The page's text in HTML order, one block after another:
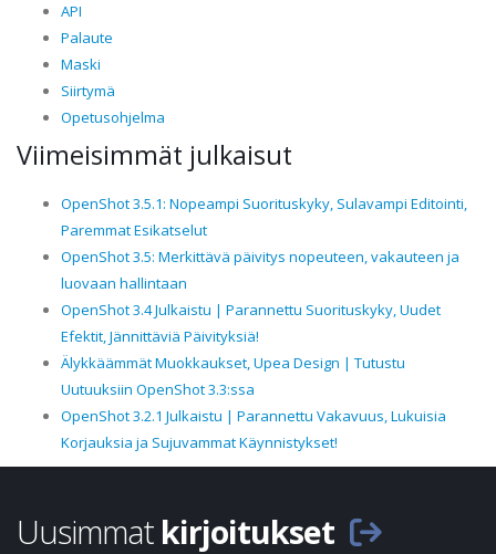
API
Palaute
Maski
Siirtymä
Opetusohjelma
Viimeisimmät julkaisut
OpenShot 3.5.1: Nopeampi Suorituskyky, Sulavampi Editointi,
Paremmat Esikatselut
OpenShot 3.5: Merkittävä päivitys nopeuteen, vakauteen ja
luovaan hallintaan
OpenShot 3.4 Julkaistu | Parannettu Suorituskyky, Uudet
Efektit, Jännittäviä Päivityksiä!
Älykkäämmät Muokkaukset, Upea Design | Tutustu
Uutuuksiin OpenShot 3.3:ssa
OpenShot 3.2.1 Julkaistu | Parannettu Vakavuus, Lukuisia
Korjauksia ja Sujuvammat Käynnistykset!
Uusimmat kirjoitukset